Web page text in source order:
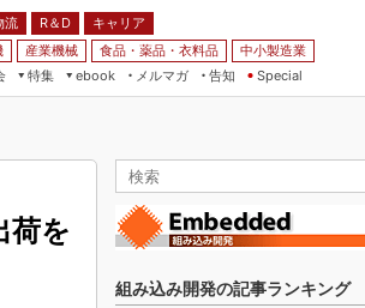
流 R＆D
キャリア
産業機械 食品・薬品・衣料品
中小製造業
特集
ebook
メルマガ
告知 Special
荷を
組み込み開発の記事ランキング